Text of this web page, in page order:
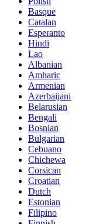
Basque
Catalan
Esperanto
Hindi
Lao
Albanian
Amharic
Armenian
Azerbaijani
Belarusian
Bengali
Bosnian
Bulgarian
Cebuano
Chichewa
Corsican
Croatian
Dutch
Estonian
Filipino